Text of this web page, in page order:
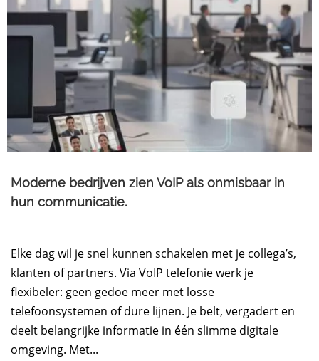
Moderne bedrijven zien VoIP als onmisbaar in
hun communicatie.
Elke dag wil je snel kunnen schakelen met je collega’s,
klanten of partners. Via VoIP telefonie werk je
flexibeler: geen gedoe meer met losse
telefoonsystemen of dure lijnen. Je belt, vergadert en
deelt belangrijke informatie in één slimme digitale
omgeving. Met...